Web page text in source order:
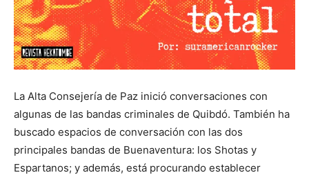
La Alta Consejería de Paz inició conversaciones con
algunas de las bandas criminales de Quibdó. También ha
buscado espacios de conversación con las dos
principales bandas de Buenaventura: los Shotas y
Espartanos; y además, está procurando establecer